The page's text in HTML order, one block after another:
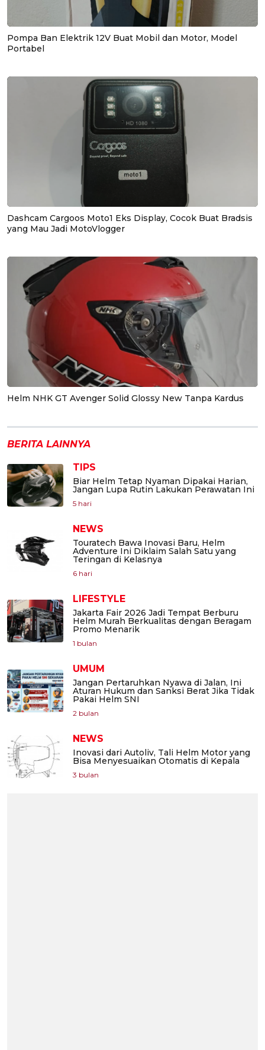
Pompa Ban Elektrik 12V Buat Mobil dan Motor, Model
Portabel
Dashcam Cargoos Moto1 Eks Display, Cocok Buat Bradsis
yang Mau Jadi MotoVlogger
Helm NHK GT Avenger Solid Glossy New Tanpa Kardus
BERITA LAINNYA
TIPS
Biar Helm Tetap Nyaman Dipakai Harian,
Jangan Lupa Rutin Lakukan Perawatan Ini
5 hari
NEWS
Touratech Bawa Inovasi Baru, Helm
Adventure Ini Diklaim Salah Satu yang
Teringan di Kelasnya
6 hari
LIFESTYLE
Jakarta Fair 2026 Jadi Tempat Berburu
Helm Murah Berkualitas dengan Beragam
Promo Menarik
1 bulan
UMUM
Jangan Pertaruhkan Nyawa di Jalan, Ini
Aturan Hukum dan Sanksi Berat Jika Tidak
Pakai Helm SNI
2 bulan
NEWS
Inovasi dari Autoliv, Tali Helm Motor yang
Bisa Menyesuaikan Otomatis di Kepala
3 bulan